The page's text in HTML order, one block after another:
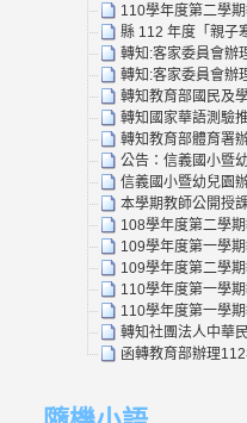
110學年度第二學
縣 112 年度「親子
轉知:客家委員會辦
轉知:客家委員會辦
轉知教育部國民及
轉知國家華語測驗
轉知教育部體育署
公告：信義國小暨
信義國小暨幼兒園
本學期教師公開授
108學年度第二學
109學年度第一學
109學年度第二學
110學年度第一學
110學年度第一學
轉知社團法人中華
函轉教育部辦理